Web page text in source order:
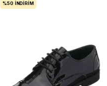
%50 İNDIRIM